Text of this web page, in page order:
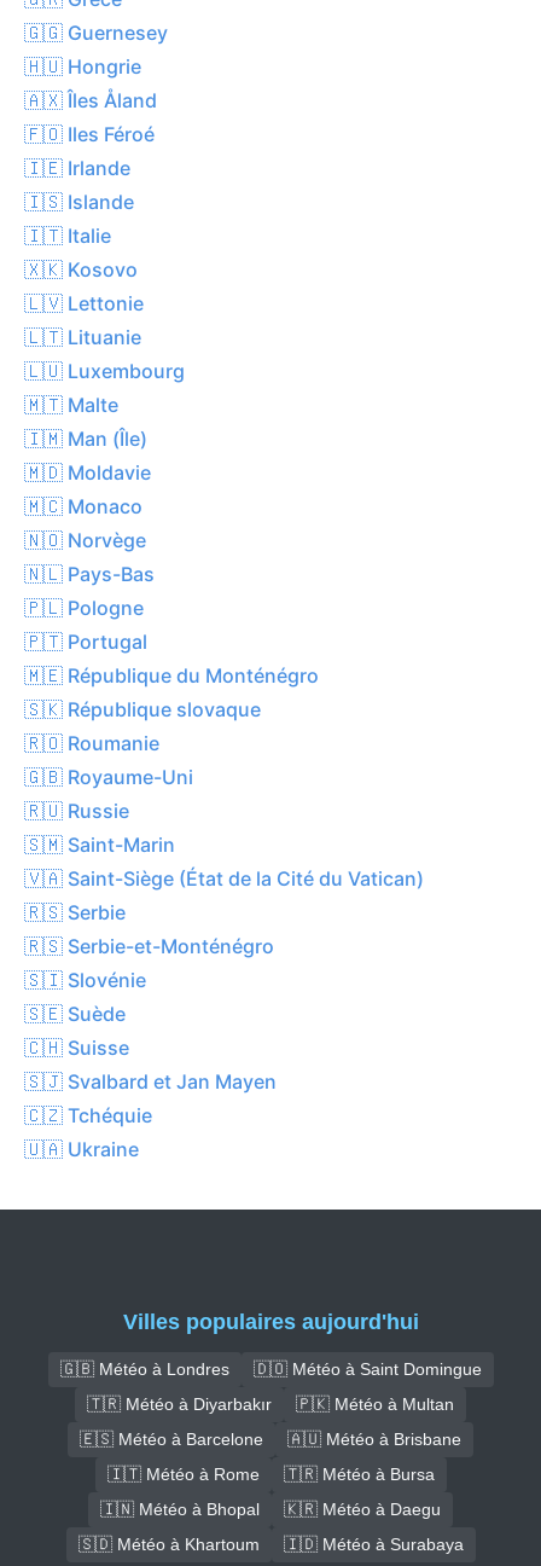
🇬🇬 Guernesey
🇭🇺 Hongrie
🇦🇽 Îles Åland
🇫🇴 Iles Féroé
🇮🇪 Irlande
🇮🇸 Islande
🇮🇹 Italie
🇽🇰 Kosovo
🇱🇻 Lettonie
🇱🇹 Lituanie
🇱🇺 Luxembourg
🇲🇹 Malte
🇮🇲 Man (Île)
🇲🇩 Moldavie
🇲🇨 Monaco
🇳🇴 Norvège
🇳🇱 Pays-Bas
🇵🇱 Pologne
🇵🇹 Portugal
🇲🇪 République du Monténégro
🇸🇰 République slovaque
🇷🇴 Roumanie
🇬🇧 Royaume-Uni
🇷🇺 Russie
🇸🇲 Saint-Marin
🇻🇦 Saint-Siège (État de la Cité du Vatican)
🇷🇸 Serbie
🇷🇸 Serbie-et-Monténégro
🇸🇮 Slovénie
🇸🇪 Suède
🇨🇭 Suisse
🇸🇯 Svalbard et Jan Mayen
🇨🇿 Tchéquie
🇺🇦 Ukraine
Villes populaires aujourd'hui
🇬🇧 Météo à Londres
🇩🇴 Météo à Saint Domingue
🇹🇷 Météo à Diyarbakır
🇵🇰 Météo à Multan
🇪🇸 Météo à Barcelone
🇦🇺 Météo à Brisbane
🇮🇹 Météo à Rome
🇹🇷 Météo à Bursa
🇮🇳 Météo à Bhopal
🇰🇷 Météo à Daegu
🇸🇩 Météo à Khartoum
🇮🇩 Météo à Surabaya